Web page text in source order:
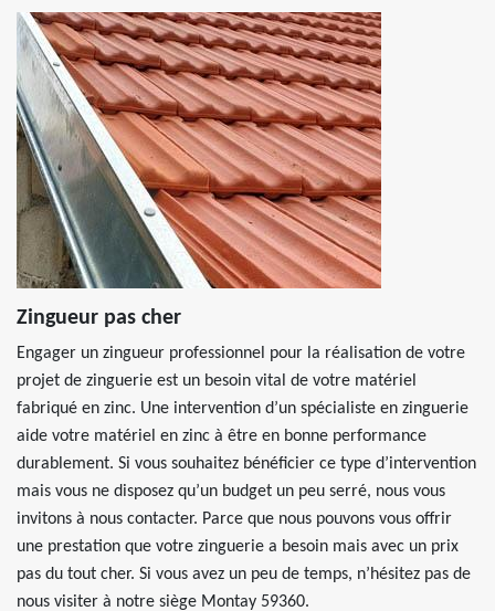
Zingueur pas cher
Engager un zingueur professionnel pour la réalisation de votre
projet de zinguerie est un besoin vital de votre matériel
fabriqué en zinc. Une intervention d’un spécialiste en zinguerie
aide votre matériel en zinc à être en bonne performance
durablement. Si vous souhaitez bénéficier ce type d’intervention
mais vous ne disposez qu’un budget un peu serré, nous vous
invitons à nous contacter. Parce que nous pouvons vous offrir
une prestation que votre zinguerie a besoin mais avec un prix
pas du tout cher. Si vous avez un peu de temps, n’hésitez pas de
nous visiter à notre siège Montay 59360.